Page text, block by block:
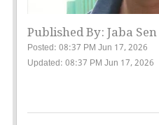
Published By: Jaba Sen
Posted: 08:37 PM Jun 17, 2026
Updated: 08:37 PM Jun 17, 2026